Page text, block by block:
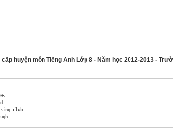
huyện môn Tiếng Anh Lớp 8 - Năm học 2012-2013 -
club.